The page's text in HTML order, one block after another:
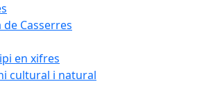
de Casserres
en xifres
cultural i natural